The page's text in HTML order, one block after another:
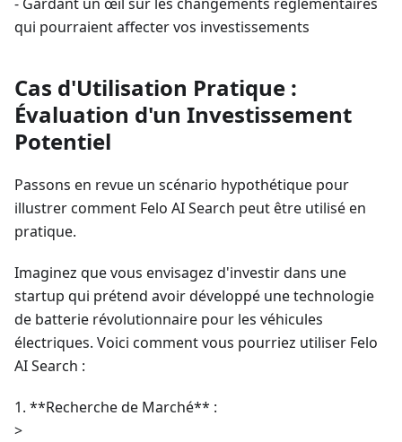
qui pourraient affecter vos investissements
Cas d'Utilisation Pratique :
Évaluation d'un Investissement
Potentiel
Passons en revue un scénario hypothétique pour
illustrer comment Felo AI Search peut être utilisé en
pratique.
Imaginez que vous envisagez d'investir dans une
startup qui prétend avoir développé une technologie
de batterie révolutionnaire pour les véhicules
électriques. Voici comment vous pourriez utiliser Felo
AI Search :
1. **Recherche de Marché** :
>